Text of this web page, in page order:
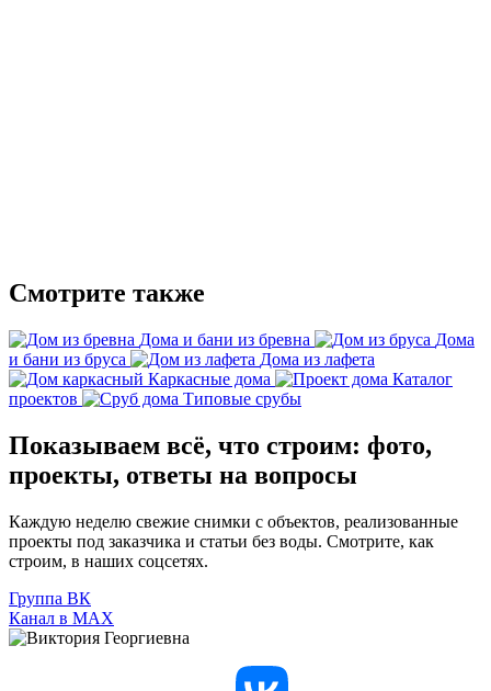
Смотрите также
Дома и бани из бревна
Дома
и бани из бруса
Дома из лафета
Каркасные дома
Каталог
проектов
Типовые срубы
Показываем всё, что строим: фото,
проекты, ответы на вопросы
Каждую неделю свежие снимки с объектов, реализованные
проекты под заказчика и статьи без воды. Смотрите, как
строим, в наших соцсетях.
Группа ВК
Канал в МАХ